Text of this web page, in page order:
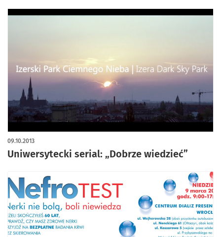
Uniwersytecki serial: „Dobrze wiedzieć”
09.10.2013